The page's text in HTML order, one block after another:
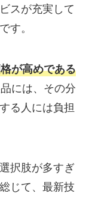
スが充実して
す。
が高めである
には、その分
る人には負担
択肢が多すぎ
じて、最新技